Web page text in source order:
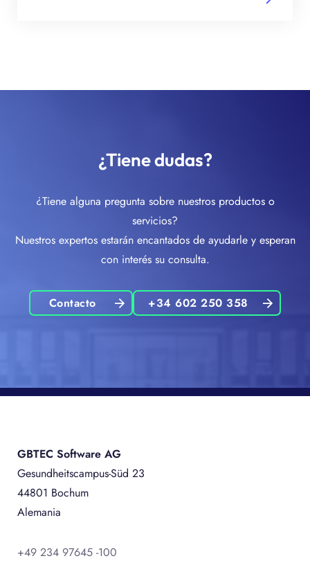
¿Tiene dudas?
¿Tiene alguna pregunta sobre nuestros productos o
servicios?
Nuestros expertos estarán encantados de ayudarle y esperan
con interés su consulta.
Contacto +34 602 250 358
GBTEC Software AG
Gesundheitscampus-Süd 23
44801 Bochum
Alemania
+49 234 97645 -100